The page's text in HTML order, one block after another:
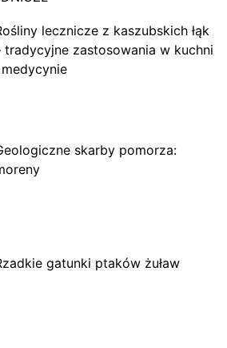
lecznicze z kaszubskich łąk
tradycyjne zastosowania w kuchni
skarby pomorza:
gatunki ptaków żuław